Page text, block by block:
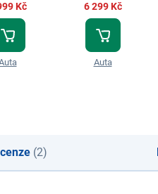
Kč 6 299 Kč
Auta
(2)